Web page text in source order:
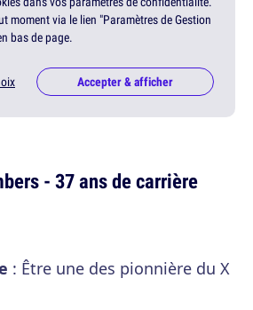
moment via le lien "Paramètres de Gestion
bas de page.
Accepter & afficher
- 37 ans de carrière
: Être une des pionnière du X